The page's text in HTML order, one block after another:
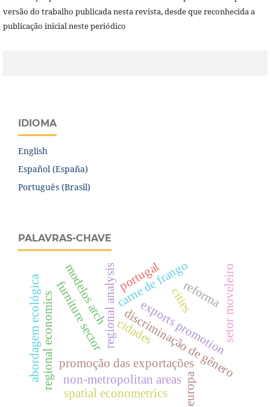
versão do trabalho publicada nesta revista, desde que reconhecida a
publicação inicial neste periódico
IDIOMA
English
Español (España)
Português (Brasil)
PALAVRAS-CHAVE
discriminação de gênero
promoção das exportações
regional economics regional analysiscarne de frango
exports promotion
furniture sector
non-metropolitan areas
setor moveleiro
abordagem ecológica cidades
spatial econometrics
cities
modelos arch
europa
portugal
reforma